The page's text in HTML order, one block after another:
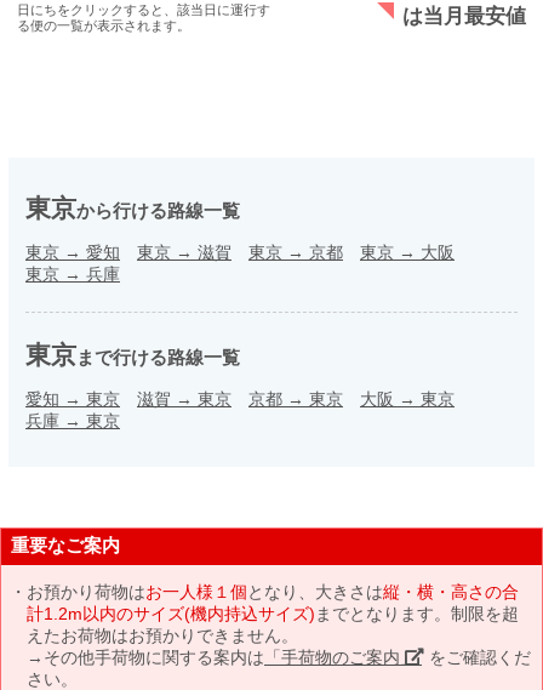
日にちをクリックすると、該当日に運行す
る便の一覧が表示されます。
は当月最安値
東京から行ける路線一覧
東京 → 愛知 東京 → 滋賀 東京 → 京都 東京 → 大阪
東京 → 兵庫
東京まで行ける路線一覧
愛知 → 東京 滋賀 → 東京 京都 → 東京 大阪 → 東京
兵庫 → 東京
重要なご案内
お預かり荷物はお一人様１個となり、大きさは縦・横・高さの合
計1.2m以内のサイズ(機内持込サイズ) までとなります。制限を超
えたお荷物はお預かりできません。
→その他手荷物に関する案内は 「手荷物のご案内」 をご確認くだ
さい。